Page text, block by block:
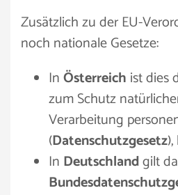
Zusätzlich zu der EU-
noch nationale Gesetze:
InÖsterreich ist dies
zum Schutz
Verarbeitung
(Datenschutzgesetz
In Deutschlandgilt